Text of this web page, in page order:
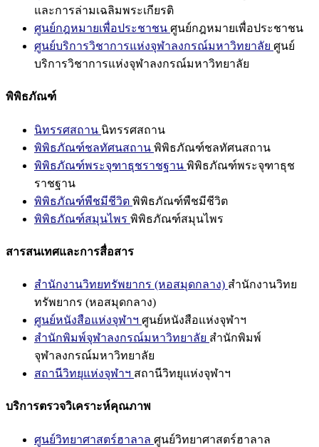
และการล่ามเฉลิมพระเกียรติ
ศูนย์กฎหมายเพื่อประชาชน ศูนย์กฎหมายเพื่อประชาชน
ศูนย์บริการวิชาการแห่งจุฬาลงกรณ์มหาวิทยาลัย ศูนย์
บริการวิชาการแห่งจุฬาลงกรณ์มหาวิทยาลัย
พิพิธภัณฑ์
นิทรรศสถาน นิทรรศสถาน
พิพิธภัณฑ์ชลทัศนสถาน พิพิธภัณฑ์ชลทัศนสถาน
พิพิธภัณฑ์พระจุฑาธุชราชฐาน พิพิธภัณฑ์พระจุฑาธุช
ราชฐาน
พิพิธภัณฑ์พืชมีชีวิต พิพิธภัณฑ์พืชมีชีวิต
พิพิธภัณฑ์สมุนไพร พิพิธภัณฑ์สมุนไพร
สารสนเทศและการสื่อสาร
สำนักงานวิทยทรัพยากร (หอสมุดกลาง) สำนักงานวิทย
ทรัพยากร (หอสมุดกลาง)
ศูนย์หนังสือแห่งจุฬาฯ ศูนย์หนังสือแห่งจุฬาฯ
สำนักพิมพ์จุฬาลงกรณ์มหาวิทยาลัย สำนักพิมพ์
จุฬาลงกรณ์มหาวิทยาลัย
สถานีวิทยุแห่งจุฬาฯ สถานีวิทยุแห่งจุฬาฯ
บริการตรวจวิเคราะห์คุณภาพ
ศูนย์วิทยาศาสตร์ฮาลาล ศูนย์วิทยาศาสตร์ฮาลาล